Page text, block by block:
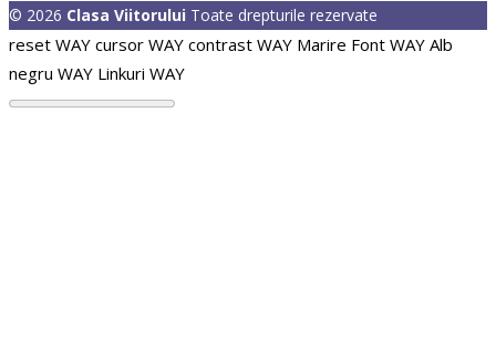
© 2026 Clasa Viitorului Toate drepturile rezervate
reset WAY cursor WAY contrast WAY Marire Font WAY Alb
negru WAY Linkuri WAY